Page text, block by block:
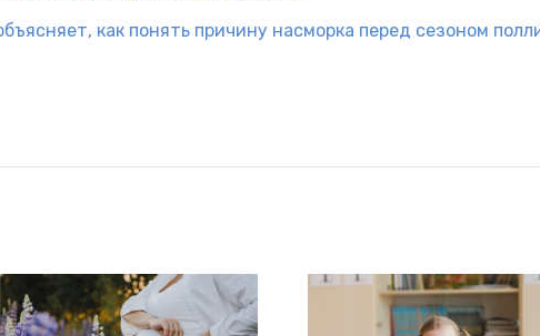
как понять причину насморка перед сезоном